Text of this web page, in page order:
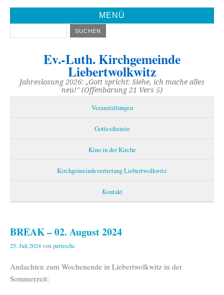
MENÜ
Ev.-Luth. Kirchgemeinde
Liebertwolkwitz
Jahreslosung 2026: „Gott spricht: Siehe, ich mache alles
neu!" (Offenbarung 21 Vers 5)
Veranstaltungen
Gottesdienste
Kino in der Kirche
Kirchgemeindevertretung Liebertwolkwitz
Kontakt
BREAK – 02. August 2024
25. Juli 2024von pertzschc
Andachten zum Wochenende in Liebertwolkwitz in der
Sommerzeit: